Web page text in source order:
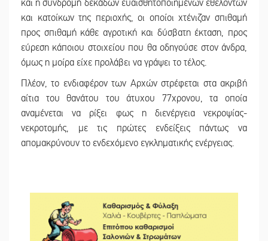
και η συνδρομή δεκάδων ευαισθητοποιημένων εθελοντών
και κατοίκων της περιοχής, οι οποίοι χτένιζαν σπιθαμή
προς σπιθαμή κάθε αγροτική και δύσβατη έκταση, προς
εύρεση κάποιου στοιχείου που θα οδηγούσε στον άνδρα,
όμως η μοίρα είχε προλάβει να γράψει το τέλος.
Πλέον, το ενδιαφέρον των Αρχών στρέφεται στα ακριβή
αίτια του θανάτου του άτυχου 77χρονου, τα οποία
αναμένεται να ρίξει φως η διενέργεια νεκροψίας-
νεκροτομής, με τις πρώτες ενδείξεις πάντως να
απομακρύνουν το ενδεχόμενο εγκληματικής ενέργειας.